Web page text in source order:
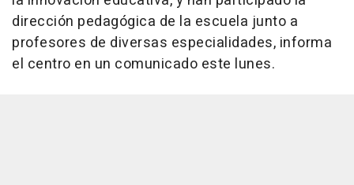
dirección pedagógica de la escuela junto a
profesores de diversas especialidades, informa
el centro en un comunicado este lunes.